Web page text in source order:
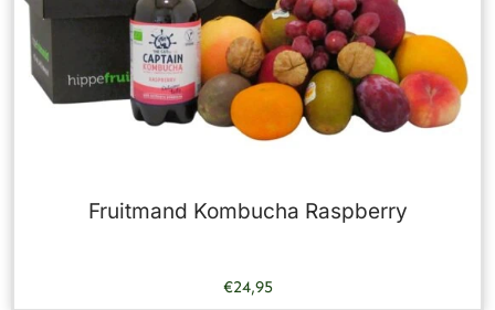
Fruitmand Kombucha Raspberry
€24,95